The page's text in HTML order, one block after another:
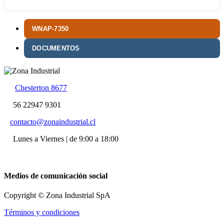
WNAP-7350
DOCUMENTOS
Chesterton 8677
56 22947 9301
contacto@zonaindustrial.cl
Lunes a Viernes | de 9:00 a 18:00
Medios de comunicación social
Copyright © Zona Industrial SpA
Términos y condiciones